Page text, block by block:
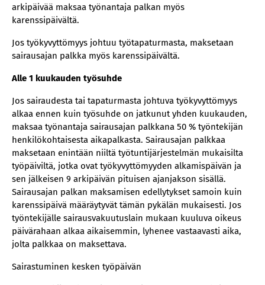
arkipäivää maksaa työnantaja palkan myös
karenssipäivältä.
Jos työkyvyttömyys johtuu työtapaturmasta, maksetaan
sairausajan palkka myös karenssipäivältä.
Alle 1 kuukauden työsuhde
Jos sairaudesta tai tapaturmasta johtuva työkyvyttömyys
alkaa ennen kuin työsuhde on jatkunut yhden kuukauden,
maksaa työnantaja sairausajan palkkana 50 % työntekijän
henkilökohtaisesta aikapalkasta. Sairausajan palkkaa
maksetaan enintään niiltä työtuntijärjestelmän mukaisilta
työpäiviltä, jotka ovat työkyvyttömyyden alkamispäivän ja
sen jälkeisen 9 arkipäivän pituisen ajanjakson sisällä.
Sairausajan palkan maksamisen edellytykset samoin kuin
karenssipäivä määräytyvät tämän pykälän mukaisesti. Jos
työntekijälle sairausvakuutuslain mukaan kuuluva oikeus
päivärahaan alkaa aikaisemmin, lyhenee vastaavasti aika,
jolta palkkaa on maksettava.
Sairastuminen kesken työpäivän